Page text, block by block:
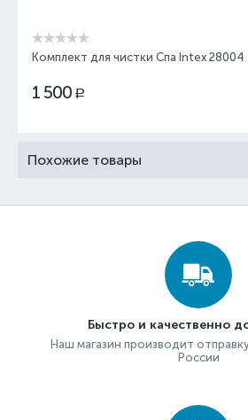
Комплект для чистки Спа Intex 28004
1 500 Р
Похожие товары
Быстро и качественно
Наш магазин производит
России